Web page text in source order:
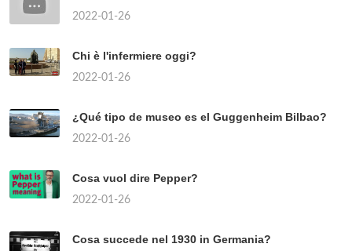
2022-01-26
Chi è l'infermiere oggi?
2022-01-26
¿Qué tipo de museo es el Guggenheim Bilbao?
2022-01-26
Cosa vuol dire Pepper?
2022-01-26
Cosa succede nel 1930 in Germania?